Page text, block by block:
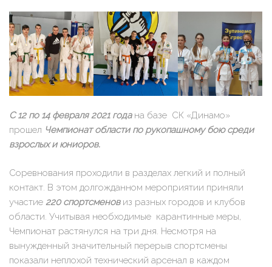
С 12 по 14 февраля 2021 годана базе СК «Динамо»
прошел Чемпионат области по рукопашному бою среди
взрослых и юниоров.
Соревнования проходили в разделах легкий и полный
контакт. В этом долгожданном мероприятии приняли
участие 220 спортсменовиз разных городов и клубов
области. Учитывая необходимые карантинные меры,
Чемпионат растянулся на три дня. Несмотря на
вынужденный значительный перерыв спортсмены
показали неплохой технический арсенал в каждом